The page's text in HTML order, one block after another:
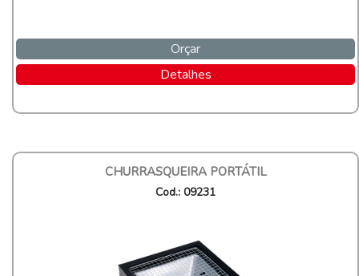
Orçar
Detalhes
CHURRASQUEIRA PORTÁTIL
Cod.: 09231